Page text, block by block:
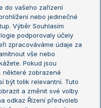
Open
Open
mistrů
mistryň
do vašeho zařízení
nebo jedinečné
Výběr Souhlasím
podporovaly účely
zpracováváme údaje za
vše nebo
Pokud jsou
některé zobrazené
být tolik relevantní. Tuto
a změnit své volby
odkaz Řízení předvoleb